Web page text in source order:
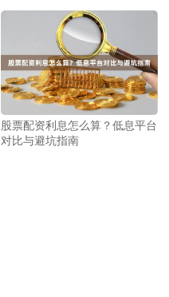
股票配资利息怎么算？低息平台
对比与避坑指南